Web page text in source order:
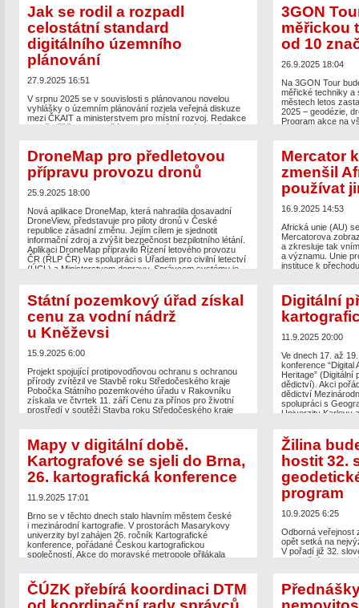
23 200 Kč. Mezi klíčové požadavky na uchazeče patří
magisterské vzdělání […]
The postČÚZK vypsal výběrové řízení na ředitelku/
ředitele Zeměměřického úřaduappeared first on
Zeměměřič
v geomatice za
projektu DTM ČR,
map v Libereckém
The postDen
představí v České
appeared first on
Jak se rodil a rozpadl
celostátní standard
digitálního územního
plánování
27.9.2025 16:51
V srpnu 2025 se v souvislosti s plánovanou novelou
vyhlášky o územním plánování rozjela veřejná diskuze
mezi ČKAIT a ministerstvem pro místní rozvoj. Redakce
ze společnosti HYDROSOFT Veleslavín, která se
podílela na vývoji metodiky MINIS. — V […]
digitálního územního plánování
3GON
měřickou
od 10
26.9.2025 18:04
Na 3GON Tour
měřické techniky a
městech letos
2025 – geodézie,
Program akce na
i tam, kam se jiní
The post3GON
a software od 10
DroneMap pro předletovou
přípravu provozu dronů
25.9.2025 18:00
Nová aplikace DroneMap, která nahradila dosavadní
DroneView, představuje pro piloty dronů v České
republice zásadní změnu. Jejím cílem je sjednotit
informační zdroj a zvýšit bezpečnost bezpilotního létání.
Aplikaci DroneMap připravilo Řízení letového provozu
ČR (ŘLP ČR) ve spolupráci s Úřadem pro civilní letectví
(ÚCL) a Ministerstvem dopravy. Správcem systému je
The postDroneMap pro předletovou přípravu provozu
dronůappeared first onZeměměřič.
Mercator
zmenšil
používat
16.9.2025 14:53
Africká unie (AU)
Mercatorova
a zkresluje tak
a významu. Unie
instituce k
námořní plavby,
následujících
[…]
The postMercator
chce používat jiné
Zeměměřič.
Státní pozemkový úřad získal
cenu za vodní nádrž
u Kněževsi
15.9.2025 6:00
Projekt spojující protipovodňovou ochranu s ochranou
přírody zvítězil ve Stavbě roku Středočeského kraje
Pobočka Státního pozemkového úřadu v Rakovníku
získala ve čtvrtek 11. září Cenu za přínos pro životní
prostředí v soutěži Stavba roku Středočeského kraje
soubor staveb kombinujících moderní přístup
k hospodaření s vodou a ochranu biodiverzity. Na ploše
[…]
The postStátní pozemkový úřad získal cenu za vodní
nádrž u Kněževsiappeared first on
Digitální
11.9.2025 20:00
Ve dnech 17. až
konference “Digital
Heritage”
dědictví). Akci
dědictví
spolupráci s
Univerzity Karlovy
Curators Group)
The postDigitální
appeared first on
Mapy v digitální době.
Kartografové se sjeli do Brna,
26. kartografická konference
11.9.2025 17:01
Brno se v těchto dnech stalo hlavním městem české
i mezinárodní kartografie. V prostorách Masarykovy
univerzity byl zahájen 26. ročník Kartografické
konference, pořádané Českou kartografickou
společností. Akce do moravské metropole přilákala
o nejnovějších trendech, technologiích a budoucnosti
oboru, který v digitální éře prochází velkou proměnou.
Program konference je nabitý od prvního […]
Žilina
hostit 32.
program
10.9.2025 6:25
Odborná veřejnost
opět setká na
V pořadí již 32.
neformální
z odboru
ČÚZK přebírá koordinaci DTM